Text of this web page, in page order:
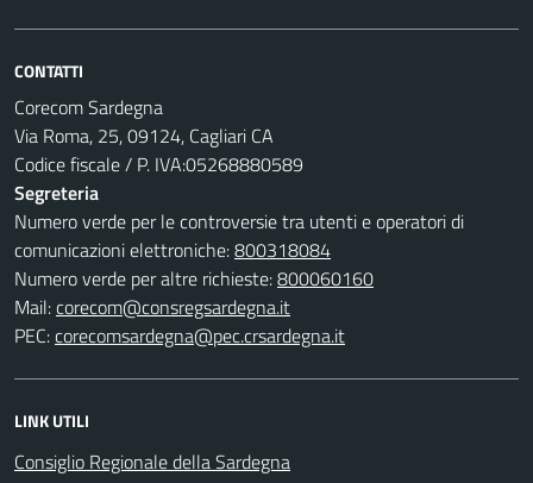
CONTATTI
Corecom Sardegna
Via Roma, 25, 09124, Cagliari CA
Codice fiscale / P. IVA:05268880589
Segreteria
Numero verde per le controversie tra utenti e operatori di
comunicazioni elettroniche:800318084
Numero verde per altre richieste:800060160
Mail:corecom@consregsardegna.it
PEC:corecomsardegna@pec.crsardegna.it
LINK UTILI
Consiglio Regionale della Sardegna